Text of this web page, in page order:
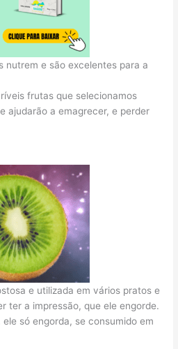
nutrem e são excelentes para a
frutas que selecionamos
ajudarão a emagrecer, e perder
e utilizada em vários pratos e
ter a impressão, que ele engorde.
só engorda, se consumido em